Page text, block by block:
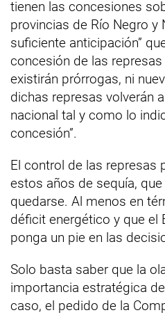
tienen las concesiones
provincias de Río Negro y
suficiente anticipación”
concesión de las represas
existirán prórrogas, ni
dichas represas volverán
nacional tal y como lo
concesión”.
El control de las represas
estos años de sequía,
quedarse. Al menos en
déficit energético y que el
ponga un pie en las
Solo basta saber que la
importancia estratégica
caso, el pedido de la